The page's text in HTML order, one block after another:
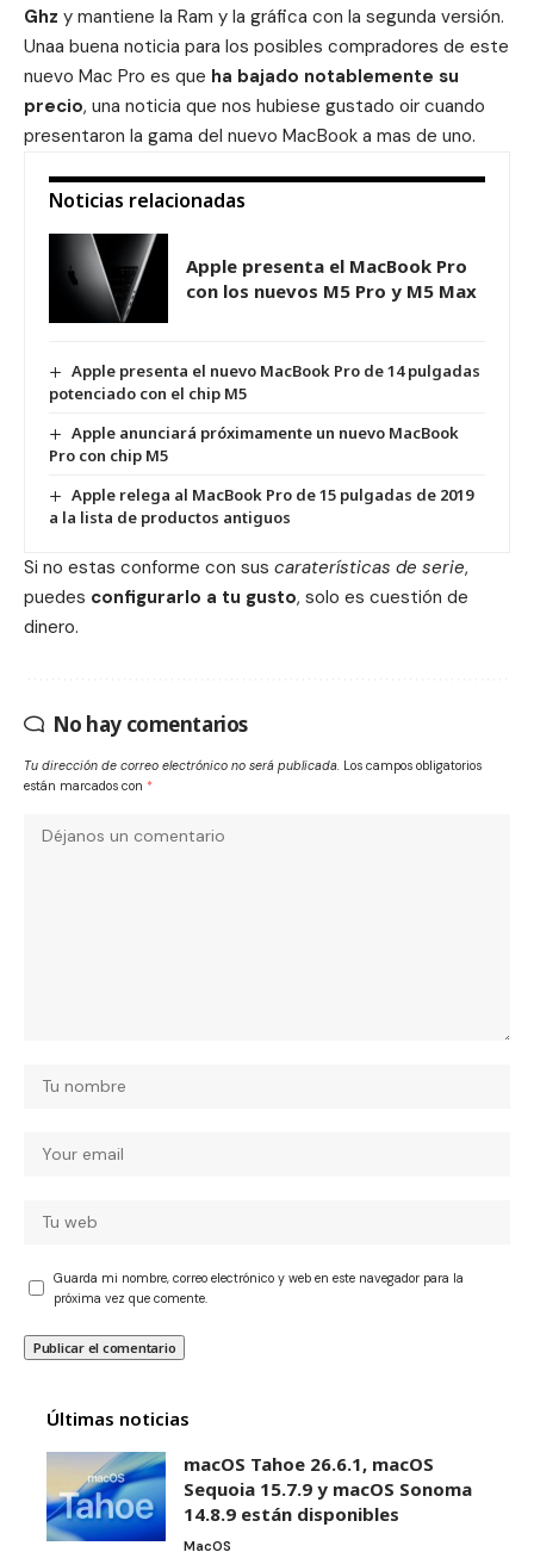
Ghz y mantiene la Ram y la gráfica con la segunda versión.
Unaa buena noticia para los posibles compradores de este
nuevo Mac Pro es que ha bajado notablemente su
precio, una noticia que nos hubiese gustado oir cuando
presentaron la gama del nuevo MacBook a mas de uno.
Noticias relacionadas
Apple presenta el MacBook Pro
con los nuevos M5 Pro y M5 Max
Apple presenta el nuevo MacBook Pro de 14 pulgadas
potenciado con el chip M5
Apple anunciará próximamente un nuevo MacBook
Pro con chip M5
Apple relega al MacBook Pro de 15 pulgadas de 2019
a la lista de productos antiguos
Si no estas conforme con sus caraterísticas de serie,
puedes configurarlo a tu gusto, solo es cuestión de
dinero.
No hay comentarios
Tu dirección de correo electrónico no será publicada. Los campos obligatorios
están marcados con *
Guarda mi nombre, correo electrónico y web en este navegador para la
próxima vez que comente.
Últimas noticias
macOS Tahoe 26.6.1, macOS
Sequoia 15.7.9 y macOS Sonoma
14.8.9 están disponibles
MacOS